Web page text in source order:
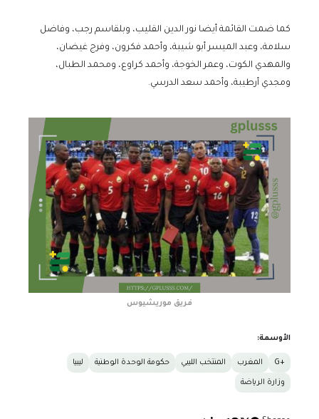
كما ضمت القائمة أيضا نور الدين القليب، وبلقاسم رجب، وفاضل
سلامة، وعبد الميسر أبو شيبة، وأحمد فكرون، وفرج غيضان،
والمهدي الكوت، وعمر الخوجة، وأحمد كراوع، ومحمد الطبال،
ومجدي أرطيبة، وأحمد سعد الدرسي.
فريق موريشيوس
الأوسمة:
+G المغرب المنتخب الليبي حكومة الوحدة الوطنية ليبيا
وزارة الرياضة